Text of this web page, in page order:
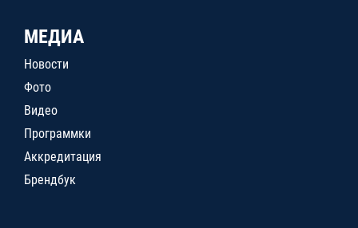
МЕДИА
Новости
Фото
Видео
Программки
Аккредитация
Брендбук